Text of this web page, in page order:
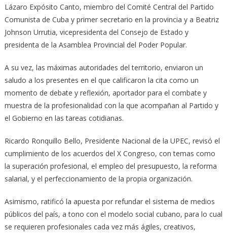
Lázaro Expósito Canto, miembro del Comité Central del Partido
Comunista de Cuba y primer secretario en la provincia y a Beatriz
Johnson Urrutia, vicepresidenta del Consejo de Estado y
presidenta de la Asamblea Provincial del Poder Popular.
A su vez, las máximas autoridades del territorio, enviaron un
saludo a los presentes en el que calificaron la cita como un
momento de debate y reflexión, aportador para el combate y
muestra de la profesionalidad con la que acompañan al Partido y
el Gobierno en las tareas cotidianas.
Ricardo Ronquillo Bello, Presidente Nacional de la UPEC, revisó el
cumplimiento de los acuerdos del X Congreso, con temas como
la superación profesional, el empleo del presupuesto, la reforma
salarial, y el perfeccionamiento de la propia organización.
Asimismo, ratificó la apuesta por refundar el sistema de medios
públicos del país, a tono con el modelo social cubano, para lo cual
se requieren profesionales cada vez más ágiles, creativos,